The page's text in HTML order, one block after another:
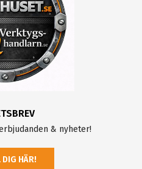
& nyheter!
DIG HÄR!